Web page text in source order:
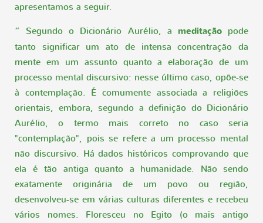
apresentamos a seguir.
“ Segundo o Dicionário Aurélio, a meditaçãopode
tanto significar um ato de intensa concentração da
mente em um assunto quanto a elaboração de um
processo mental discursivo: nesse último caso, opõe-se
à contemplação. É comumente associada a religiões
orientais, embora, segundo a definição do Dicionário
Aurélio, o termo mais correto no caso seria
"contemplação", pois se refere a um processo mental
não discursivo. Há dados históricos comprovando que
ela é tão antiga quanto a humanidade. Não sendo
exatamente originária de um povo ou região,
desenvolveu-se em várias culturas diferentes e recebeu
vários nomes. Floresceu no Egito (o mais antigo